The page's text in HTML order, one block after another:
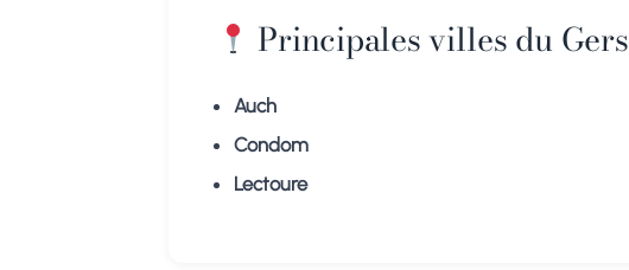
Principales villes du Gers
Auch
Condom
Lectoure